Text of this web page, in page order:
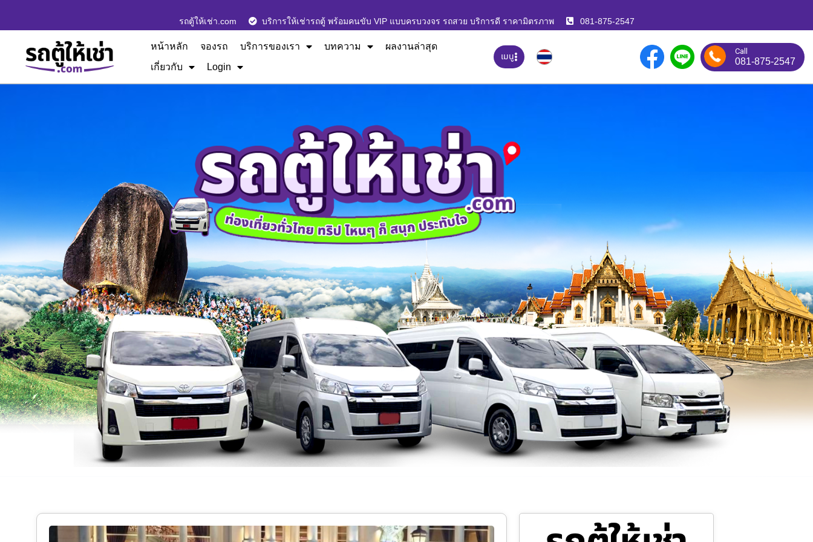
รถตู้ให้เช่า.com บริการให้เช่ารถตู้ พร้อมคนขับ VIP แบบครบวงจร รถสวย บริการดี ราคามิตรภาพ 081-875-2547
หน้าหลัก จองรถ บริการของเรา บทความ
ผลงานล่าสุด
เกี่ยวกับ
Login
เมนู Call
081-875-2547